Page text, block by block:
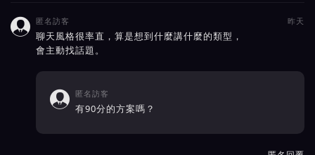
 匿名訪客 昨天
聊天風格很率直，算是想到什麼講什麼的類型，
會主動找話題。
 匿名訪客
有90分的方案嗎？